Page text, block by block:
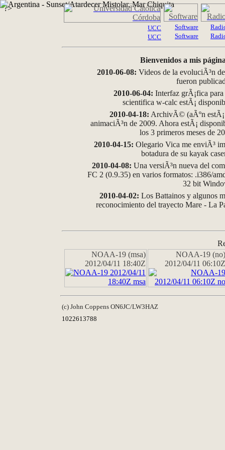
?>
UCC
UCC
Software
Software
Bienvenidos a mis
2010-06-08: Videos de la evoluciÃ³n
fueron
2010-06-04: Interfaz grÃ¡fica
scientifica w-calc estÃ¡
2010-04-18: ArchivÃ© (aÃºn
animaciÃ³n de 2009. Ahora estÃ¡
los 3 primeros meses de
2010-04-15: Olegario Vica me enviÃ³
botadura de su kayak
2010-04-08: Una versiÃ³n nueva del
FC 2 (0.9.35) en varios formatos: .i386/
32 bit
2010-04-02: Los Battainos y algunos
reconocimiento del trayecto Mare - La
NOAA-19 (msa)
2012/04/11 18:40Z
NOAA-19 (no)
2012/04/11 06:10Z
(c) John Coppens ON6JC/LW3HAZ
1022613788